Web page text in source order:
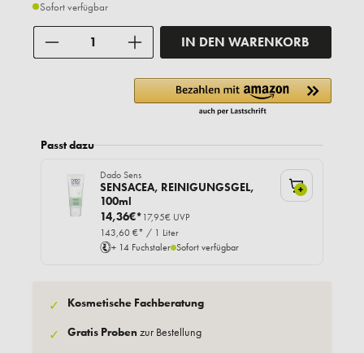
Sofort verfügbar
IN DEN WARENKORB
Passt dazu
Dado Sens
SENSACEA, REINIGUNGSGEL,
100ml
14,36€*17,95€ UVP
143,60 €* / 1 Liter
+ 14 Fuchstaler Sofort verfügbar
+
✓ Kosmetische Fachberatung
✓ Gratis Probenzur Bestellung